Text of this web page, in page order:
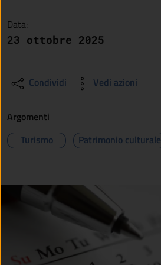
Data:
23 ottobre 2025
Condividi Vedi azioni
Argomenti
Turismo
Patrimonio culturale